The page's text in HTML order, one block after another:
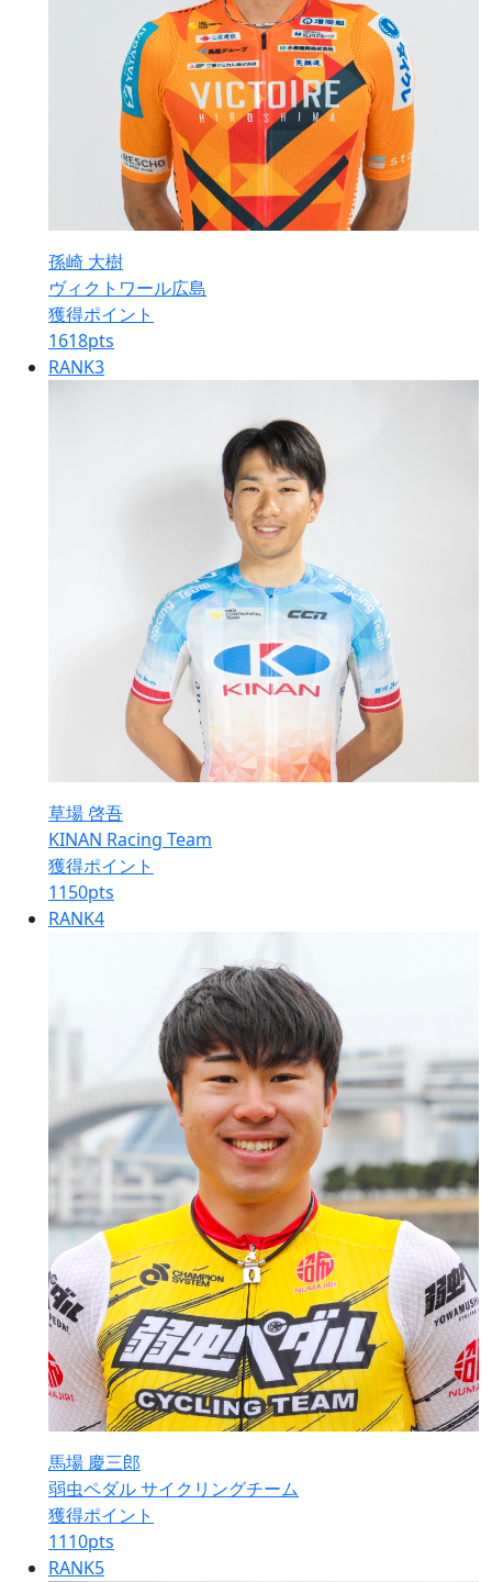
孫崎 大樹
ヴィクトワール広島
獲得ポイント
1618pts
RANK3
草場 啓吾
KINAN Racing Team
獲得ポイント
1150pts
RANK4
馬場 慶三郎
弱虫ペダル サイクリングチーム
獲得ポイント
1110pts
RANK5